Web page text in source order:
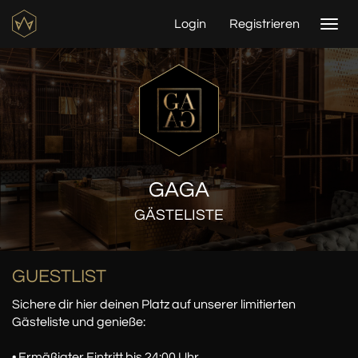
Login Registrieren
GAGA
GÄSTELISTE
GUESTLIST
Sichere dir hier deinen Platz auf unserer limitierten
Gästeliste und genieße: